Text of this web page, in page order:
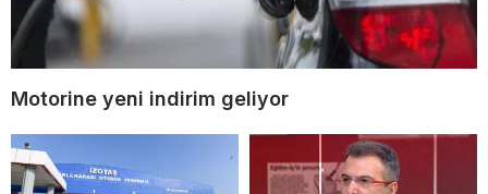
Motorine yeni indirim geliyor